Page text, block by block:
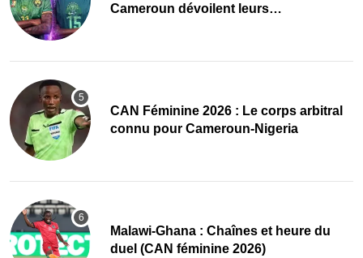
Cameroun dévoilent leurs
‎CAN Féminine 2026 : Le corps arbitral
connu pour Cameroun-Nigeria
Malawi-Ghana : Chaînes et heure du
duel (CAN féminine 2026)